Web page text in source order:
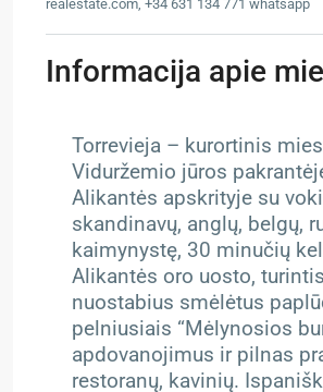
realestate.com, +34 631 134 771 whatsapp
Informacija apie
Torrevieja – kurortinis
Viduržemio jūros
Alikantės apskrityje su
skandinavų, anglų, belgų,
kaimynystę, 30 minučių
Alikantės oro uosto, turintis
nuostabius smėlėtus
pelniusiais “Mėlynosios
apdovanojimus ir pilnas
restoranų, kavinių.